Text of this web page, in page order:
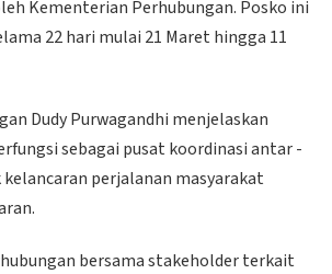
Kementerian Perhubungan. Posko ini
22 hari mulai 21 Maret hingga 11
Dudy Purwagandhi menjelaskan
sebagai pusat koordinasi antar -
perjalanan masyarakat
bersama stakeholder terkait